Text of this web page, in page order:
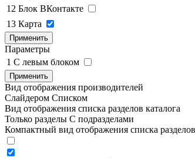
12 Блок ВКонтакте
13 Карта
Применить
Параметры
1 C левым блоком
Применить
Вид отображения производителей
Слайдером Списком
Вид отображения списка разделов каталога
Только разделы С подразделами
Компактный вид отображения списка